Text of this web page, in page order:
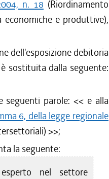
n. 18 (Riordinamento
e produttive),
dell'esposizione debitoria
sostituita dalla seguente:
seguenti parole: << e alla
6, della legge regionale
>>;
la seguente:
nel settore